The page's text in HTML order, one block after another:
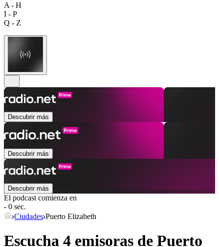
A - H
I - P
Q - Z
Descubrir más
Descubrir más
Descubrir más
El podcast comienza en
- 0 sec.
Ciudades Puerto Elizabeth
Escucha 4 emisoras de Puerto